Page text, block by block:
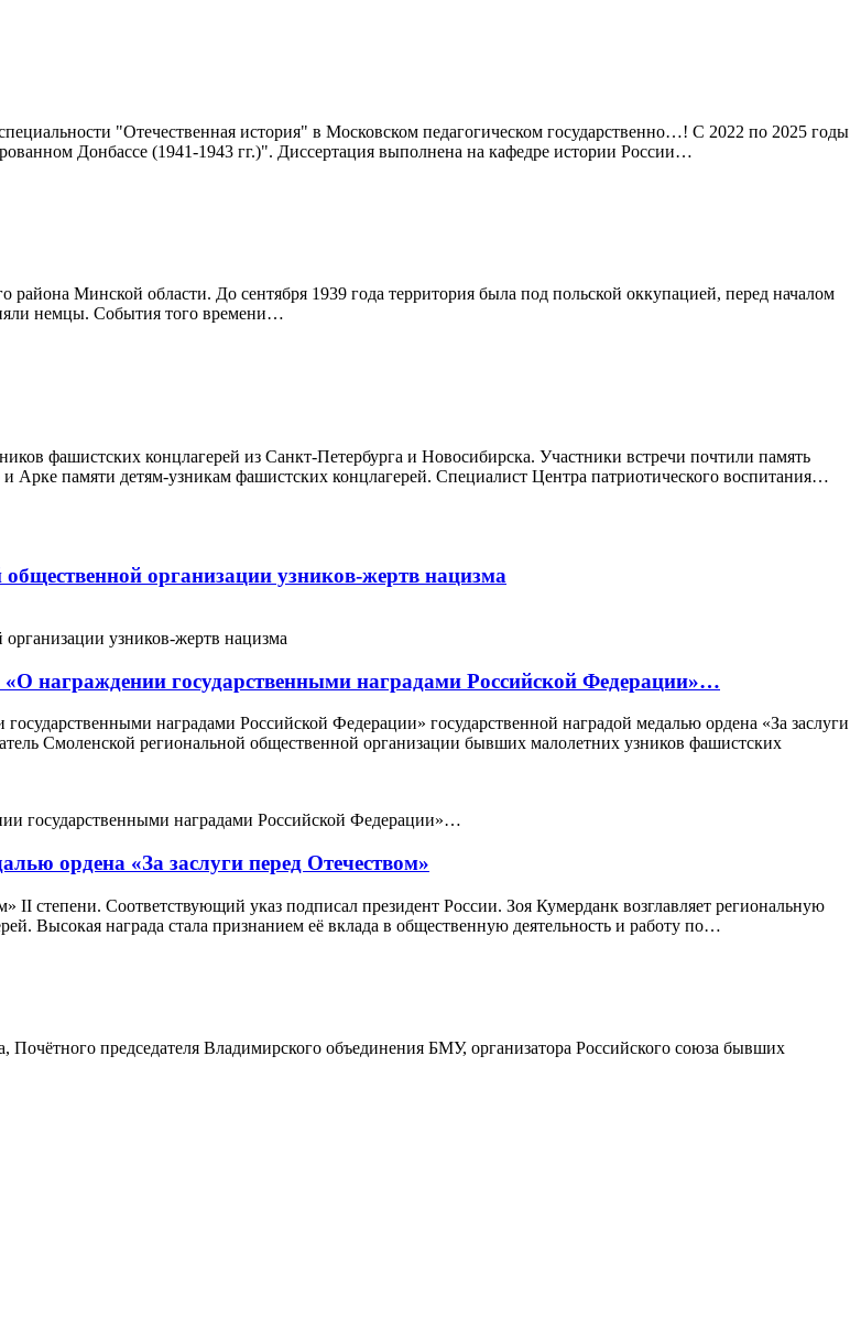
"Отечественная история" в Московском педагогическом государственно…! С 2022 по 2025 годы
Донбассе (1941-1943 гг.)". Диссертация выполнена на кафедре истории России…
Минской области. До сентября 1939 года территория была под польской оккупацией, перед началом
немцы. События того времени…
фашистских концлагерей из Санкт-Петербурга и Новосибирска. Участники встречи почтили память
памяти детям-узникам фашистских концлагерей. Специалист Центра патриотического воспитания…
организации узников-жертв нацизма
награждении государственными наградами Российской Федерации»…
наградами Российской Федерации» государственной наградой медалью ордена «За заслуги
Смоленской региональной общественной организации бывших малолетних узников фашистских
ордена «За заслуги перед Отечеством»
II степени. Соответствующий указ подписал президент России. Зоя Кумерданк возглавляет региональную
Высокая награда стала признанием её вклада в общественную деятельность и работу по…
председателя Владимирского объединения БМУ, организатора Российского союза бывших